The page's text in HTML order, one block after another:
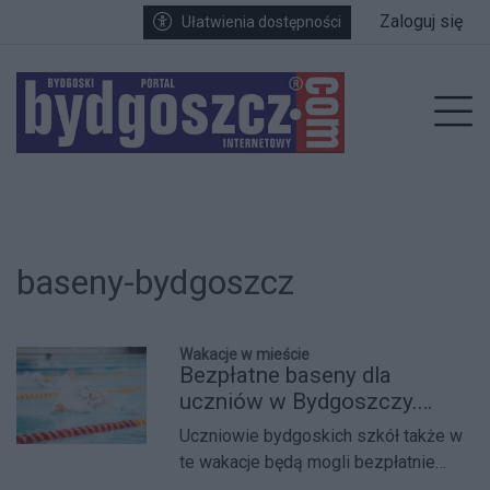
Przejdź do głównych treści
Przejdź do wyszukiwarki
Przejdź do głównego menuUłatwienia dostępności Zaloguj się
baseny-bydgoszcz
Wakacje w mieście
Bezpłatne baseny dla
uczniów w Bydgoszczy.
Wakacyjna oferta wraca
także w tym roku
Uczniowie bydgoskich szkół także w
te wakacje będą mogli bezpłatnie